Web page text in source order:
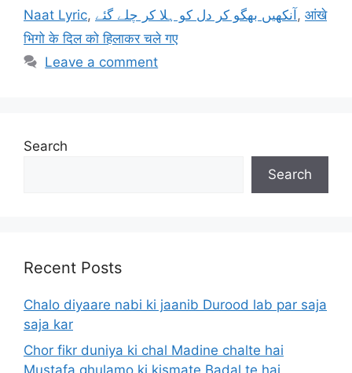
Naat Lyric, آنکھیں بھگو کر دل کو ہلا کر چلے گئے, आंखे
भिगो के दिल को हिलाकर चले गए
Leave a comment
Search
Search
Recent Posts
Chalo diyaare nabi ki jaanib Durood lab par saja
saja kar
Chor fikr duniya ki chal Madine chalte hai
Mustafa ghulamo ki kismate Badal te hai